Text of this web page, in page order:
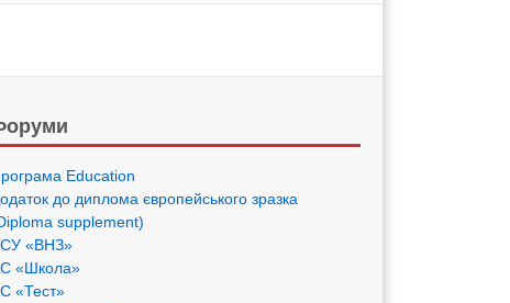
Eduсation
до диплома європейського зразка
supplement)
«ВНЗ»
«Школа»
«Тест»